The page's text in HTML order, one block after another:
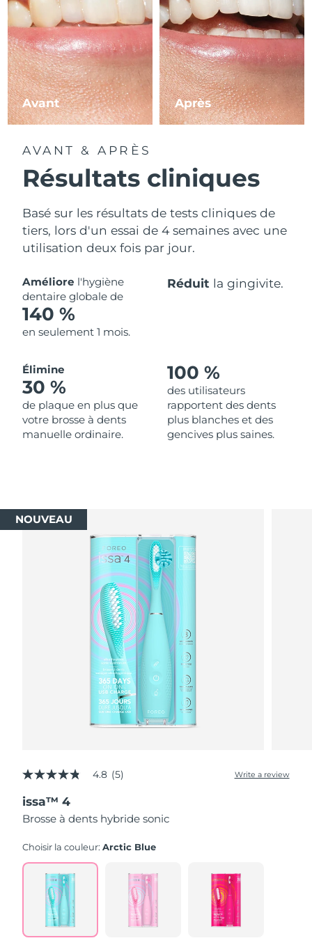
Avant Après
AVANT & APRÈS
Résultats cliniques
Basé sur les résultats de tests cliniques de
tiers, lors d'un essai de 4 semaines avec une
utilisation deux fois par jour.
Améliore l'hygiène
dentaire globale de
140 %
en seulement 1 mois.
Réduit la gingivite.
Élimine
30 %
de plaque en plus que
votre brosse à dents
manuelle ordinaire.
100 %
des utilisateurs
rapportent des dents
plus blanches et des
gencives plus saines.
NOUVEAU
4.8
of
5
stars,
rating
Read
Reviews.
Same
page
4.8 (5) Write a review
issa™ 4
Brosse à dents hybride sonic
Choisir la couleur:Arctic Blue